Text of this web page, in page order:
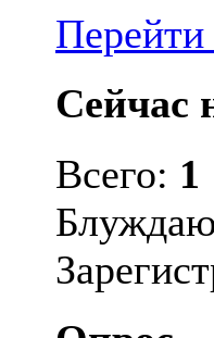
Сейчас
Всего: 1